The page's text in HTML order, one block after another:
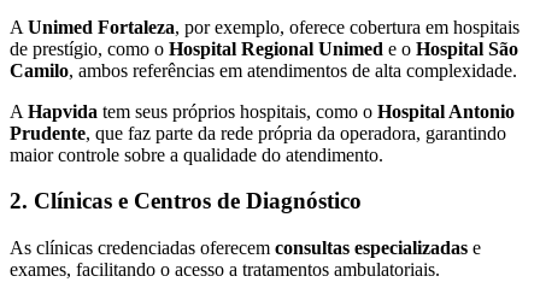
A Unimed Fortaleza, por exemplo, oferece cobertura em hospitais
de prestígio, como o Hospital Regional Unimed e o Hospital São
Camilo, ambos referências em atendimentos de alta complexidade.
A Hapvida tem seus próprios hospitais, como o Hospital Antonio
Prudente, que faz parte da rede própria da operadora, garantindo
maior controle sobre a qualidade do atendimento.
2. Clínicas e Centros de Diagnóstico
As clínicas credenciadas oferecem consultas especializadas e
exames, facilitando o acesso a tratamentos ambulatoriais.